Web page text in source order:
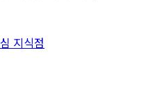
지식점